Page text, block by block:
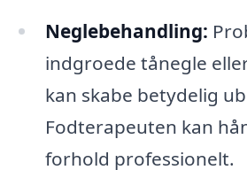
Neglebehandling:
indgroede tånegle
kan skabe betydelig
Fodterapeuten kan
forhold professionelt.